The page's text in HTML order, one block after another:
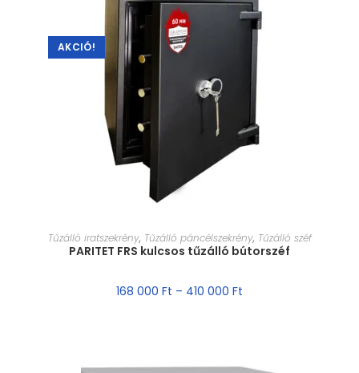
AKCIÓ!
MÉRET VÁLASZTÁSA
Tűzálló iratszekrény, Tűzálló páncélszekrény, Tűzálló széf
PARITET FRS kulcsos tűzálló bútorszéf
168 000 Ft – 410 000 Ft